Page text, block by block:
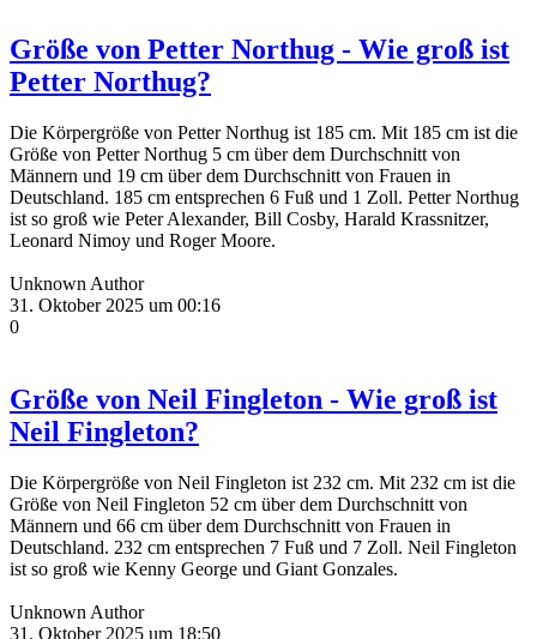
Größe von Petter Northug - Wie groß ist
Petter Northug?
Die Körpergröße von Petter Northug ist 185 cm. Mit 185 cm ist die
Größe von Petter Northug 5 cm über dem Durchschnitt von
Männern und 19 cm über dem Durchschnitt von Frauen in
Deutschland. 185 cm entsprechen 6 Fuß und 1 Zoll. Petter Northug
ist so groß wie Peter Alexander, Bill Cosby, Harald Krassnitzer,
Leonard Nimoy und Roger Moore.
Unknown Author
31. Oktober 2025 um 00:16
0
Größe von Neil Fingleton - Wie groß ist
Neil Fingleton?
Die Körpergröße von Neil Fingleton ist 232 cm. Mit 232 cm ist die
Größe von Neil Fingleton 52 cm über dem Durchschnitt von
Männern und 66 cm über dem Durchschnitt von Frauen in
Deutschland. 232 cm entsprechen 7 Fuß und 7 Zoll. Neil Fingleton
ist so groß wie Kenny George und Giant Gonzales.
Unknown Author
31. Oktober 2025 um 18:50